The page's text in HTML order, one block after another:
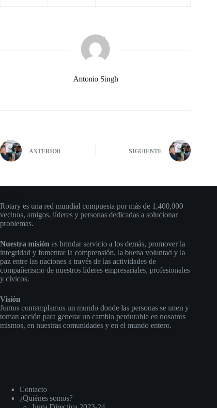
Antonio Singh
ANTERIOR SIGUIENTE
Rotary es una red mundial compuesta por más de 1,400,000
vecinos, amigos, líderes y personas dedicadas a solucionar
problemas.
Nuestra misión es brindar servicio a los demás, promover la
integridad y fomentar la comprensión, la buena voluntad y la
paz entre las naciones a través de las actividades de
compañerismo de nuestros líderes empresariales, profesionales
y cívicos.
Visión
Juntos contemplamos un mundo donde las personas se unen y
toman acción para generar un cambio perdurable en nosotros
mismos, en nuestras comunidades y en el mundo entero.
Contacto
¿Quiénes somos?